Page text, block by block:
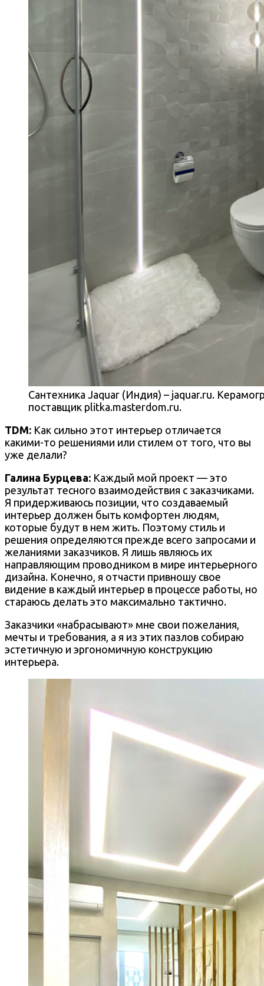
Сантехника Jaquar (Индия) – jaquar.ru.
поставщик plitka.masterdom.ru.
TDM: Как сильно этот интерьер отличается
какими-то решениями или стилем от того, что вы
уже делали?
Галина Бурцева: Каждый мой проект — это
результат тесного взаимодействия с заказчиками.
Я придерживаюсь позиции, что создаваемый
интерьер должен быть комфортен людям,
которые будут в нем жить. Поэтому стиль и
решения определяются прежде всего запросами и
желаниями заказчиков. Я лишь являюсь их
направляющим проводником в мире интерьерного
дизайна. Конечно, я отчасти привношу свое
видение в каждый интерьер в процессе работы, но
стараюсь делать это максимально тактично.
Заказчики «набрасывают» мне свои пожелания,
мечты и требования, а я из этих пазлов собираю
эстетичную и эргономичную конструкцию
интерьера.